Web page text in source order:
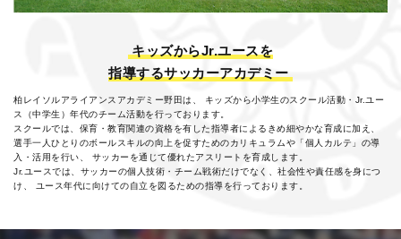
キッズからJr.ユースを
指導するサッカーアカデミー
柏レイソルアライアンスアカデミー野田は、
キッズから小学生のスクール活動・Jr.ユー
ス（中学生）年代のチーム活動を行っております。
スクールでは、保育・教育関連の資格を有した指導者によるきめ細やかな育成に加え、
選手一人ひとりのボールスキルの向上を促すためのカリキュラムや「個人カルテ」の導
入・活用を行い、
サッカーを通じて優れたアスリートを育成します。
Jr.ユースでは、サッカーの個人技術・チーム戦術だけでなく、社会性や責任感を身につ
け、
ユース年代に向けての自立を図るための指導を行っております。